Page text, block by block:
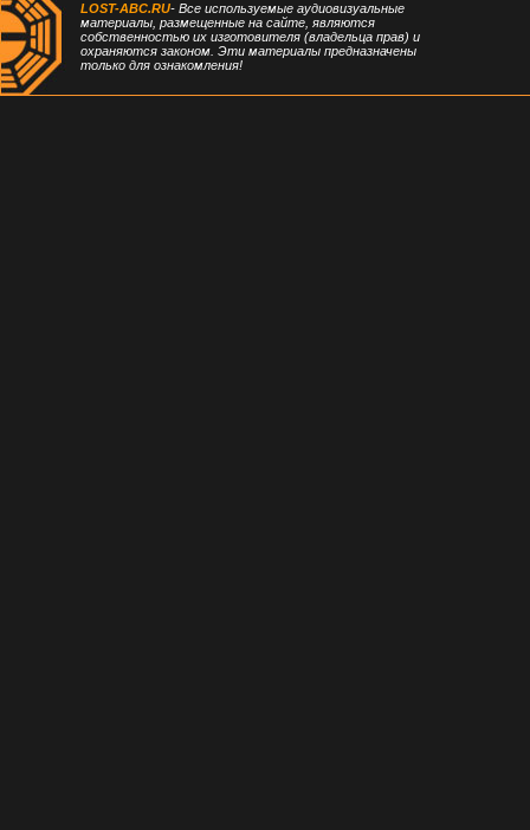
LOST-ABC.RU- Все используемые аудиовизуальные
материалы, размещенные на сайте, являются
собственностью их изготовителя (владельца прав) и
охраняются законом. Эти материалы предназначены
только для ознакомления!